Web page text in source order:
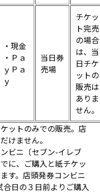
・現金
・Ｐａ
ｙＰａ
ｙ
当日券
売場
チケッ
ト完売
の場合
は、当
日チケ
ットの
販売は
ありま
せん。
ットのみでの販売。店
けません。
ビニ〔セブン-イレブ
に、ご購入と紙チケッ
す。店頭発券コンビニ
合日の３日前よりご購入